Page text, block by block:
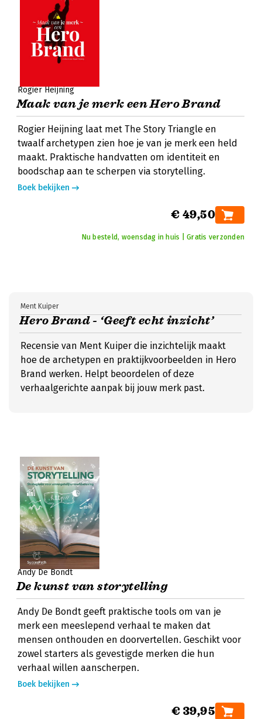
Rogier Heijning
Maak van je merk een Hero Brand
Rogier Heijning laat met The Story Triangle en
twaalf archetypen zien hoe je van je merk een held
maakt. Praktische handvatten om identiteit en
boodschap aan te scherpen via storytelling.
Boek bekijken
€ 49,50
Nu besteld, woensdag in huis | Gratis verzonden
Hero Brand - ‘Geeft echt inzicht’
Ment Kuiper
Recensie van Ment Kuiper die inzichtelijk maakt
hoe de archetypen en praktijkvoorbeelden in Hero
Brand werken. Helpt beoordelen of deze
verhaalgerichte aanpak bij jouw merk past.
Andy De Bondt
De kunst van storytelling
Andy De Bondt geeft praktische tools om van je
merk een meeslepend verhaal te maken dat
mensen onthouden en doorvertellen. Geschikt voor
zowel starters als gevestigde merken die hun
verhaal willen aanscherpen.
Boek bekijken
€ 39,95